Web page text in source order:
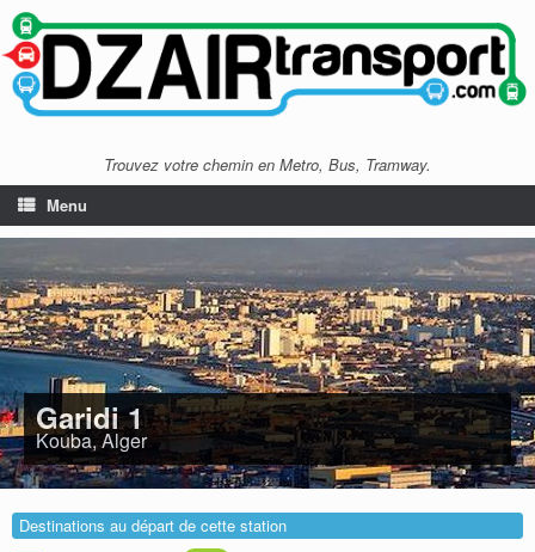
Trouvez votre chemin en Metro, Bus, Tramway.
Menu
Garidi 1
Kouba, Alger
Destinations au départ de cette station